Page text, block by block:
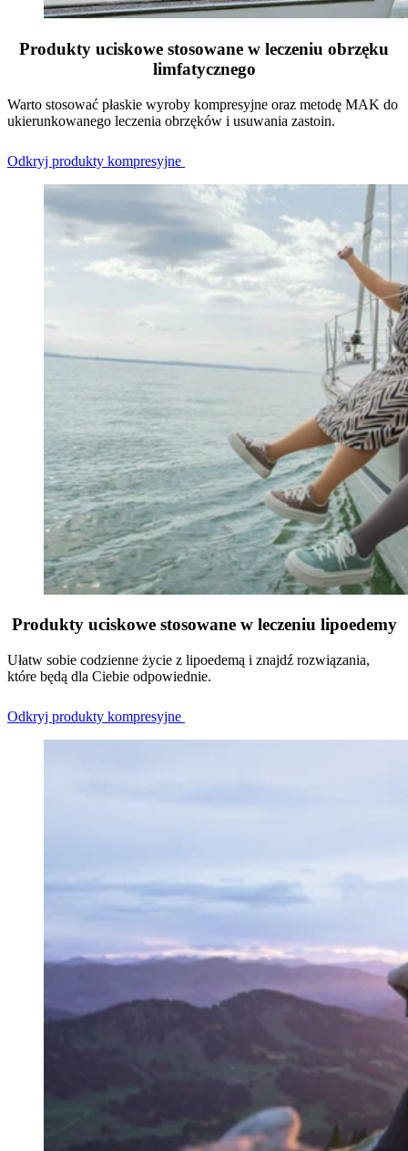
Produkty uciskowe stosowane w leczeniu obrzęku
limfatycznego
Warto stosować płaskie wyroby kompresyjne oraz metodę MAK do
ukierunkowanego leczenia obrzęków i usuwania zastoin.
Odkryj produkty kompresyjne
Produkty uciskowe stosowane w leczeniu lipoedemy
Ułatw sobie codzienne życie z lipoedemą i znajdź rozwiązania,
które będą dla Ciebie odpowiednie.
Odkryj produkty kompresyjne